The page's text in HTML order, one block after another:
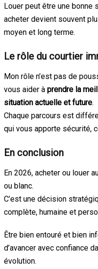
Louer peut être une bonne
acheter devient souvent
moyen et long terme.
Le rôle du courtier
Mon rôle n’est pas de
vous aider à prendre la
situation actuelle et future.
Chaque parcours est
qui vous apporte sécurité,
En conclusion
En 2026, acheter ou louer
ou blanc.
C’est une décision
complète, humaine et
Être bien entouré et bien
d’avancer avec confiance
évolution.